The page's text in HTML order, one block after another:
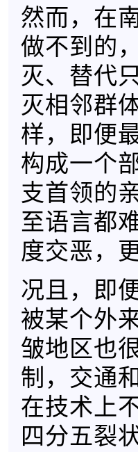
然而，在
做不到的
灭、替代
灭相邻群
样，即便
构成一个
支首领的
至语言都
度交恶，
况且，即
被某个外
皱地区也
制，交通
在技术上
四分五裂